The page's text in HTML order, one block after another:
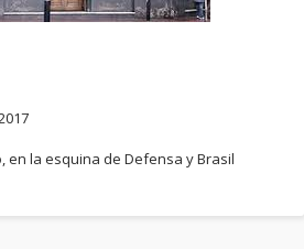
en la esquina de Defensa y Brasil